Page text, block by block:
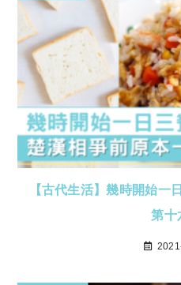
【古代生活】幾時開始一
第十